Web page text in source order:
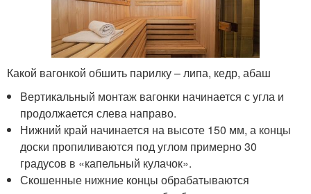
Какой вагонкой обшить парилку – липа, кедр, абаш
Вертикальный монтаж вагонки начинается с угла и
продолжается слева направо.
Нижний край начинается на высоте 150 мм, а концы
доски пропиливаются под углом примерно 30
градусов в «капельный кулачок».
Скошенные нижние концы обрабатываются